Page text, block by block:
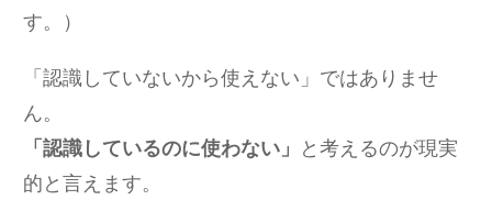
す。）
「認識していないから使えない」ではありませ
ん。
「認識しているのに使わない」
と考えるのが現実
的と言えます。